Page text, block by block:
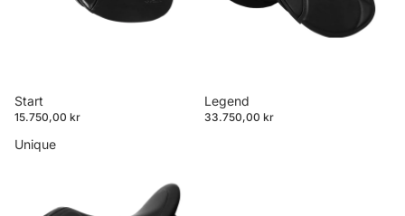
Start
15.750,00 kr
Legend
33.750,00 kr
Unique